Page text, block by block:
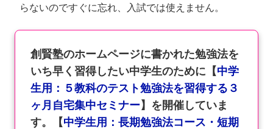
らないのですぐに忘れ、入試では使えません。
創賢塾のホームページに書かれた勉強法を
いち早く習得したい中学生のために【中学
生用：５教科のテスト勉強法を習得する３
ヶ月自宅集中セミナー】を開催していま
す。【中学生用：長期勉強法コース・短期